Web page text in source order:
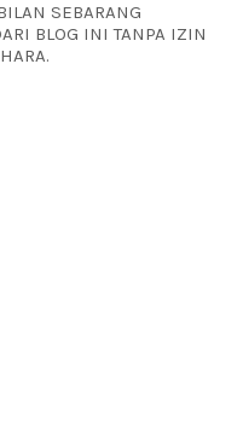
SEBARANG
BLOG INI TANPA IZIN